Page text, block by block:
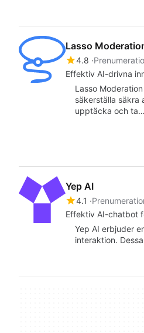
Lasso
4.8
Effektiv AI-drivna
Lasso
säkerställa säkra
upptäcka och ta…
Yep AI
4.1
Effektiv AI-chatbot
Yep AI erbjuder
interaktion.